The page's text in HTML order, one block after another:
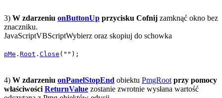
3) W zdarzeniu onButtonUp przycisku Cofnij zamknąć okno bez
znaczniku.
JavaScriptVBScriptWybierz oraz skopiuj do schowka
pMe . Root . Close ( "" );
4) W zdarzeniu onPanelStopEnd obiektu PmgRoot przy pomocy
właściwości ReturnValue zostanie zwrotnie wysłana wartość